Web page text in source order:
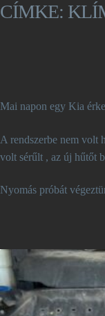
CÍMKE:
Mai napon egy Kia
A rendszerbe nem volt
volt sérűlt , az új hűtőt
Nyomás próbát